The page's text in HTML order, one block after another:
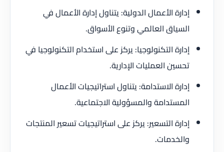
إدارة الأعمال الدولية: يتناول إدارة الأعمال في
السياق العالمي وتنوع الأسواق.
إدارة التكنولوجيا: يركز على استخدام التكنولوجيا في
تحسين العمليات الإدارية.
إدارة الاستدامة: يتناول استراتيجيات الأعمال
المستدامة والمسؤولية الاجتماعية.
إدارة التسعير: يركز على استراتيجيات تسعير المنتجات
والخدمات.